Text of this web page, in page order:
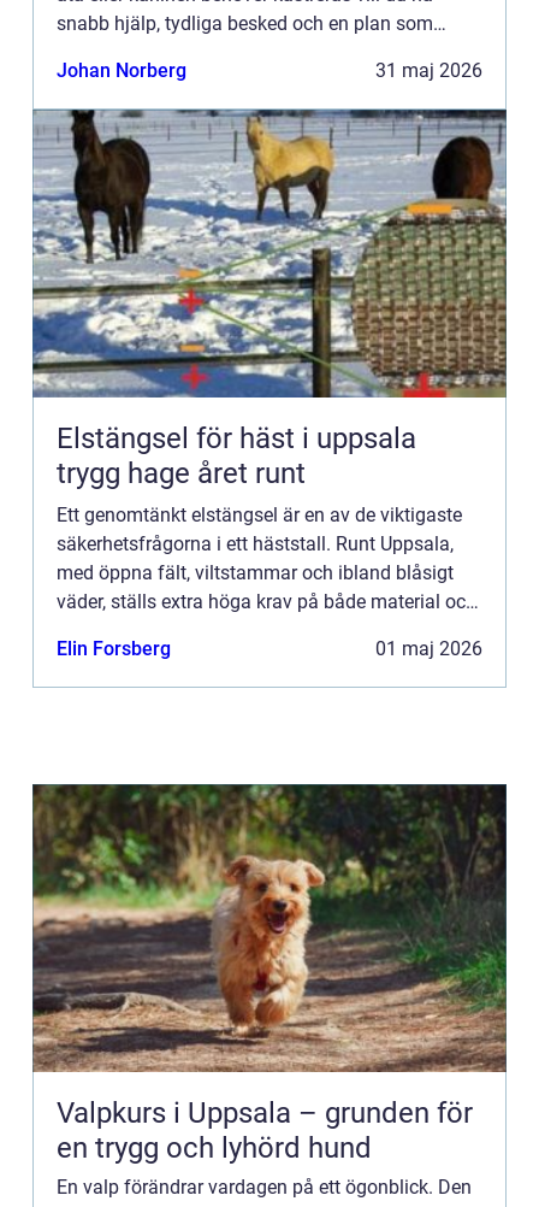
snabb hjälp, tydliga besked och en plan som
allt ...
Johan Norberg 31 maj 2026
Elstängsel för häst i uppsala
trygg hage året runt
Ett genomtänkt elstängsel är en av de viktigaste
säkerhetsfrågorna i ett häststall. Runt Uppsala,
med öppna fält, viltstammar och ibland blåsigt
väder, ställs extra höga krav på både material och
stängslet...
Elin Forsberg 01 maj 2026
Valpkurs i Uppsala – grunden för
en trygg och lyhörd hund
En valp förändrar vardagen på ett ögonblick. Den